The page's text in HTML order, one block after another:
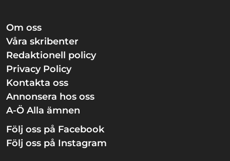
Om oss
Våra skribenter
Redaktionell policy
Privacy Policy
Kontakta oss
Annonsera hos oss
A-Ö Alla ämnen
Följ oss på Facebook
Följ oss på Instagram